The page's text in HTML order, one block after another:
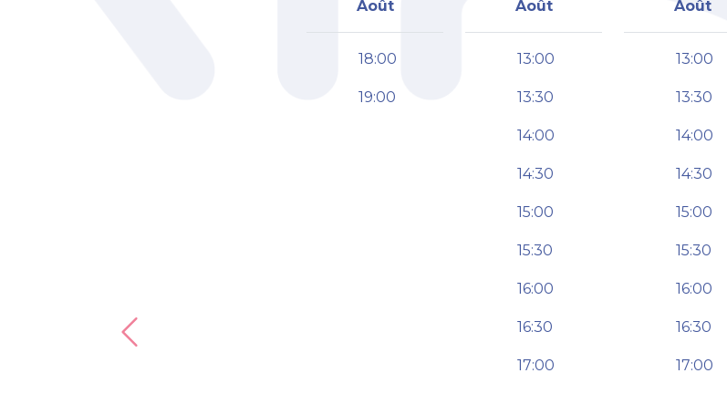
Août
18:00
19:00
Août
13:00
13:30
14:00
14:30
15:00
15:30
16:00
16:30
17:00
Août
13:00
13:30
14:00
14:30
15:00
15:30
16:00
16:30
17:00
Previous